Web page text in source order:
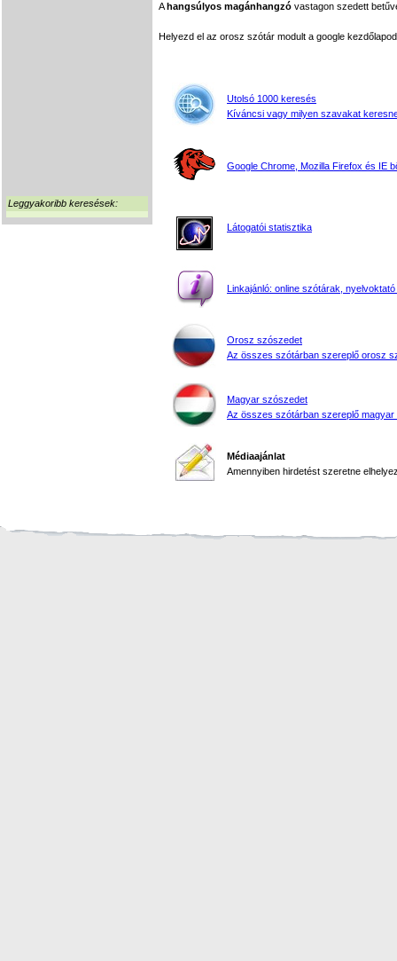
Leggyakoribb keresések:
Ahangsúlyos magánhangzó vastagon szedett
Helyezd el az orosz szótár modult a google
Utolsó 1000 keresés
Kíváncsi vagy milyen szavakat
Google Chrome, Mozilla Firefox és IE
Látogatói statisztika
Linkajánló: online szótárak, nyelvoktató
Orosz szószedet
Az összes szótárban szereplő orosz
Magyar szószedet
Az összes szótárban szereplő magyar
Médiaajánlat
Amennyiben hirdetést szeretne